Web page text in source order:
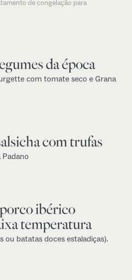
de congelação para
da época
com tomate seco e Grana
com trufas
ibérico
temperatura
ou batatas doces estaladiças).